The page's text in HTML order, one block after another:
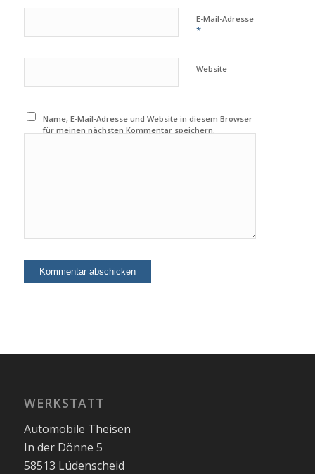
E-Mail-Adresse
*
Website
Name, E-Mail-Adresse und Website in diesem Browser
für meinen nächsten Kommentar speichern.
WERKSTATT
Automobile Theisen
In der Dönne 5
58513 Lüdenscheid